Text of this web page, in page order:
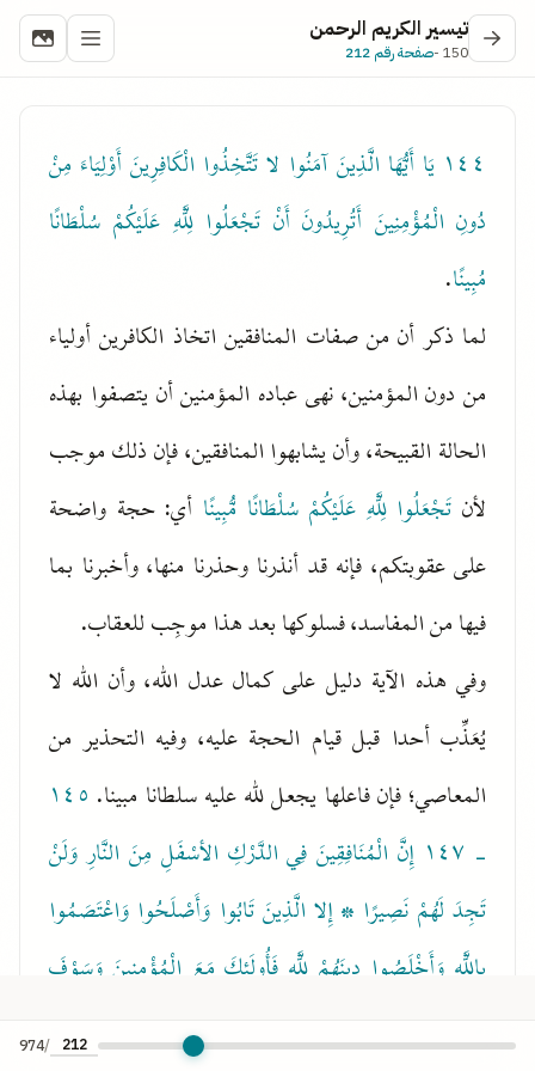
تيسير الكريم الرحمن
150 - صفحة رقم 212
١٤٤ يَا أَيُّهَا الَّذِينَ آمَنُوا لا تَتَّخِذُوا الْكَافِرِينَ أَوْلِيَاءَ مِنْ
دُونِ الْمُؤْمِنِينَ أَتُرِيدُونَ أَنْ تَجْعَلُوا لِلَّهِ عَلَيْكُمْ سُلْطَانًا
مُبِينًا.
لما ذكر أن من صفات المنافقين اتخاذ الكافرين أولياء
من دون المؤمنين، نهى عباده المؤمنين أن يتصفوا بهذه
الحالة القبيحة، وأن يشابهوا المنافقين، فإن ذلك موجب
لأن تَجْعَلُوا لِلَّهِ عَلَيْكُمْ سُلْطَانًا مُّبِينًا أي: حجة واضحة
على عقوبتكم، فإنه قد أنذرنا وحذرنا منها، وأخبرنا بما
فيها من المفاسد، فسلوكها بعد هذا موجِب للعقاب.
وفي هذه الآية دليل على كمال عدل الله، وأن الله لا
يُعَذِّب أحدا قبل قيام الحجة عليه، وفيه التحذير من
المعاصي؛ فإن فاعلها يجعل لله عليه سلطانا مبينا. ١٤٥
- ١٤٧
إِنَّ الْمُنَافِقِينَ فِي الدَّرْكِ الأسْفَلِ مِنَ النَّارِ وَلَنْ
تَجِدَ لَهُمْ نَصِيرًا * إِلا الَّذِينَ تَابُوا وَأَصْلَحُوا وَاعْتَصَمُوا
بِاللَّهِ وَأَخْلَصُوا دِينَهُمْ لِلَّهِ فَأُولَئِكَ مَعَ الْمُؤْمِنِينَ وَسَوْفَ
يُؤْتِ اللَّهُ الْمُؤْمِنِينَ أَجْرًا عَظِيمًا * مَا يَفْعَلُ اللَّهُ بِعَذَابِكُمْ
/
974